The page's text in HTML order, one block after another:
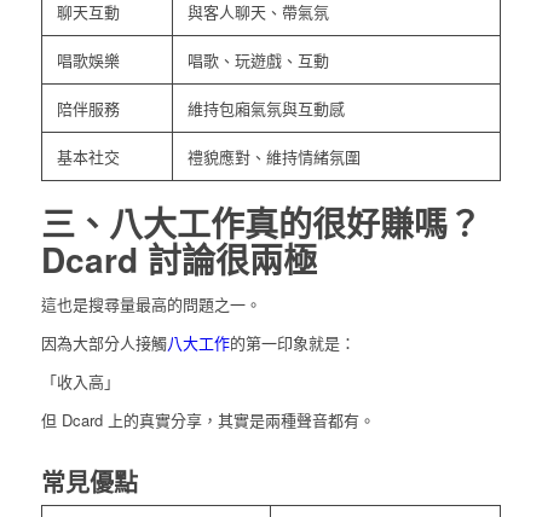
聊天互動 與客人聊天、帶氣氛
唱歌娛樂 唱歌、玩遊戲、互動
陪伴服務 維持包廂氣氛與互動感
基本社交 禮貌應對、維持情緒氛圍
三、八大工作真的很好賺嗎？
Dcard 討論很兩極
這也是搜尋量最高的問題之一。
因為大部分人接觸八大工作的第一印象就是：
「收入高」
但 Dcard 上的真實分享，其實是兩種聲音都有。
常見優點